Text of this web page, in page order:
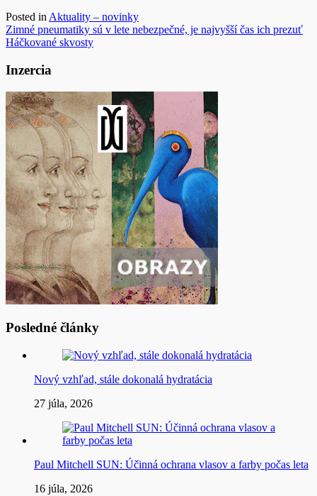
Posted in Aktuality – novinky
Navigácia
v
článku
Zimné pneumatiky sú v lete nebezpečné, je najvyšší čas ich prezuť
Háčkované skvosty
Inzercia
Posledné články
Nový vzhľad, stále dokonalá hydratácia
27 júla, 2026
Paul Mitchell SUN: Účinná ochrana vlasov a farby počas leta
16 júla, 2026